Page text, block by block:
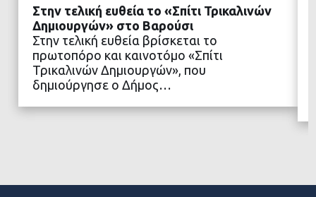
ΔΙΑΒΑΣΤΕ ΠΕΡΙΣΣΟΤΕΡΑ
Στην τελική ευθεία το «Σπίτι Τρικαλινών
Δημιουργών» στο Βαρούσι
Στην τελική ευθεία βρίσκεται το
πρωτοπόρο και καινοτόμο «Σπίτι
Τρικαλινών Δημιουργών», που
δημιούργησε ο Δήμος…